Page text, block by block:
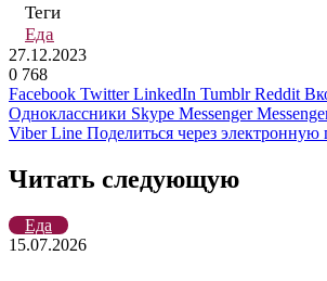
Теги
Еда
27.12.2023
0 768
Facebook Twitter LinkedIn Tumblr Reddit
Одноклассники Skype Messenger
Viber Line Поделиться через электронную
Читать следующую
Еда
15.07.2026